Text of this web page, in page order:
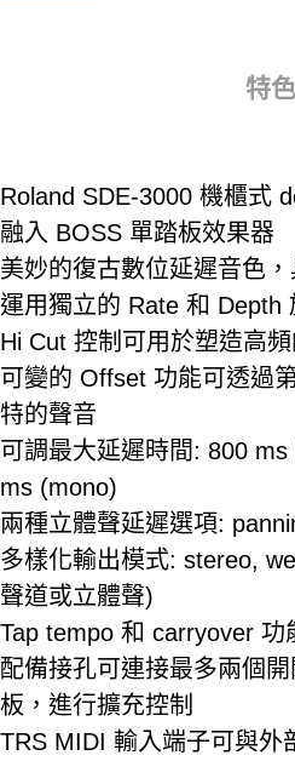
特色
Roland SDE-3000 機櫃式
融入 BOSS 單踏板效果器
美妙的復古數位延遲音色
運用獨立的 Rate 和 Depth
Hi Cut 控制可用於塑造高
可變的 Offset 功能可透過
特的聲音
可調最大延遲時間: 800
ms (mono)
兩種立體聲延遲選項:
多樣化輸出模式: stereo,
聲道或立體聲)
Tap tempo 和 carryover 功
配備接孔可連接最多兩個
板，進行擴充控制
TRS MIDI 輸入端子可與外